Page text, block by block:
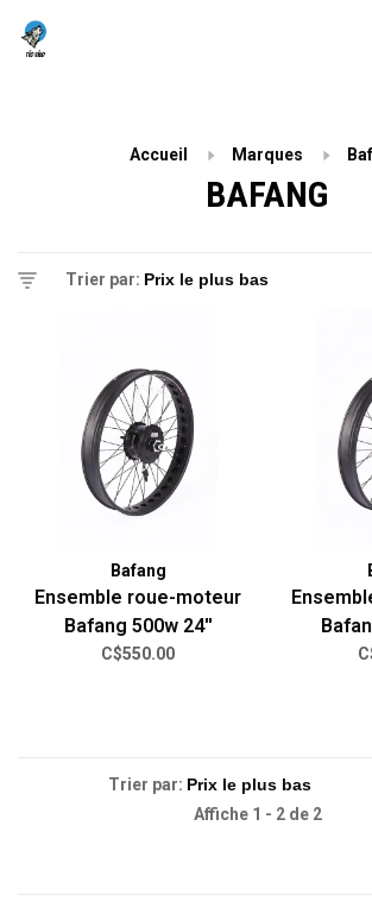
Accueil Marques
BAFANG
Trier par:
Bafang
Ensemble roue-moteur
Bafang 500w 24''
C$550.00
Trier par:
Affiche 1 - 2 de 2